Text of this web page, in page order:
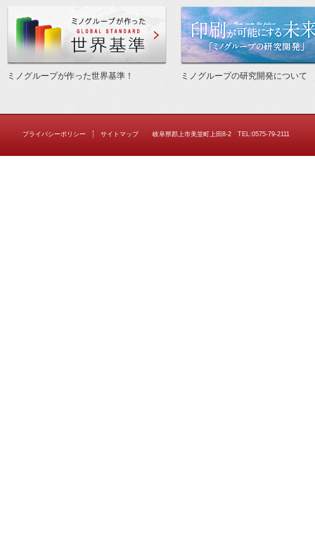
作った世界基準
ミノグループが作った世界基準！ ミノグループの研究開発について
プライバシーポリシー サイトマップ 岐阜県郡上市美並町上田8-2 TEL:0575-79-2111